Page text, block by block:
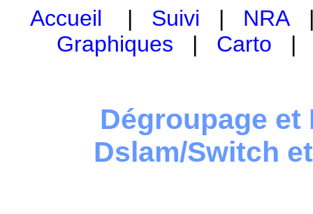
Accueil | Suivi | NRA
Graphiques | Carto
Dégroupage et
Dslam/Switch